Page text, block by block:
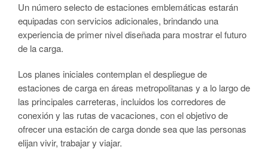
Un número selecto de estaciones emblemáticas estarán
equipadas con servicios adicionales, brindando una
experiencia de primer nivel diseñada para mostrar el futuro
de la carga.
Los planes iniciales contemplan el despliegue de
estaciones de carga en áreas metropolitanas y a lo largo de
las principales carreteras, incluidos los corredores de
conexión y las rutas de vacaciones, con el objetivo de
ofrecer una estación de carga donde sea que las personas
elijan vivir, trabajar y viajar.